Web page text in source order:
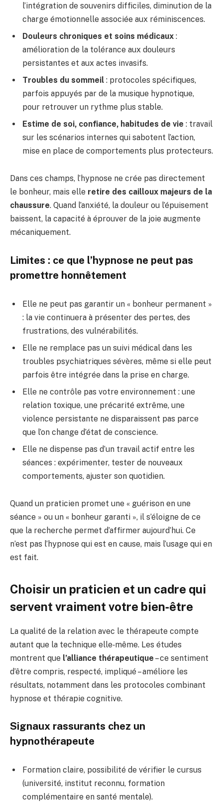
l’intégration de souvenirs difficiles, diminution de la
charge émotionnelle associée aux réminiscences.
Douleurs chroniques et soins médicaux :
amélioration de la tolérance aux douleurs
persistantes et aux actes invasifs.
Troubles du sommeil : protocoles spécifiques,
parfois appuyés par de la musique hypnotique,
pour retrouver un rythme plus stable.
Estime de soi, confiance, habitudes de vie : travail
sur les scénarios internes qui sabotent l’action,
mise en place de comportements plus protecteurs.
Dans ces champs, l’hypnose ne crée pas directement
le bonheur, mais elle retire des cailloux majeurs de la
chaussure. Quand l’anxiété, la douleur ou l’épuisement
baissent, la capacité à éprouver de la joie augmente
mécaniquement.
Limites : ce que l’hypnose ne peut pas
promettre honnêtement
Elle ne peut pas garantir un « bonheur permanent »
: la vie continuera à présenter des pertes, des
frustrations, des vulnérabilités.
Elle ne remplace pas un suivi médical dans les
troubles psychiatriques sévères, même si elle peut
parfois être intégrée dans la prise en charge.
Elle ne contrôle pas votre environnement : une
relation toxique, une précarité extrême, une
violence persistante ne disparaissent pas parce
que l’on change d’état de conscience.
Elle ne dispense pas d’un travail actif entre les
séances : expérimenter, tester de nouveaux
comportements, ajuster son quotidien.
Quand un praticien promet une « guérison en une
séance » ou un « bonheur garanti », il s’éloigne de ce
que la recherche permet d’affirmer aujourd’hui. Ce
n’est pas l’hypnose qui est en cause, mais l’usage qui en
est fait.
Choisir un praticien et un cadre qui
servent vraiment votre bien‑être
La qualité de la relation avec le thérapeute compte
autant que la technique elle‑même. Les études
montrent que l’alliance thérapeutique – ce sentiment
d’être compris, respecté, impliqué – améliore les
résultats, notamment dans les protocoles combinant
hypnose et thérapie cognitive.
Signaux rassurants chez un
hypnothérapeute
Formation claire, possibilité de vérifier le cursus
(université, institut reconnu, formation
complémentaire en santé mentale).